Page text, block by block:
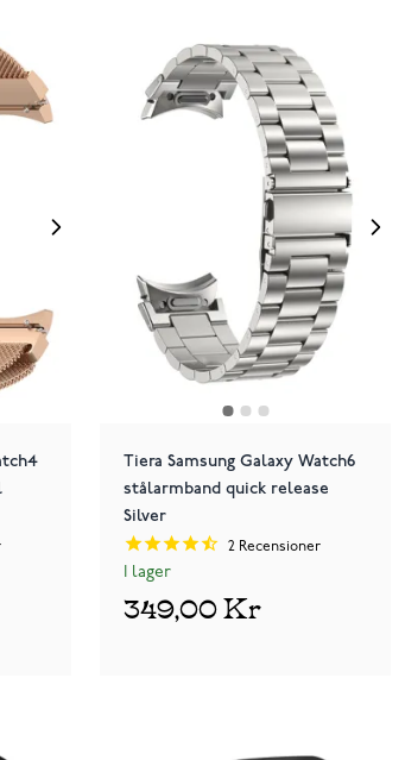
Tiera Samsung Galaxy Watch6
stålarmband quick release
Silver
2 Recensioner
I lager
349,00 Kr